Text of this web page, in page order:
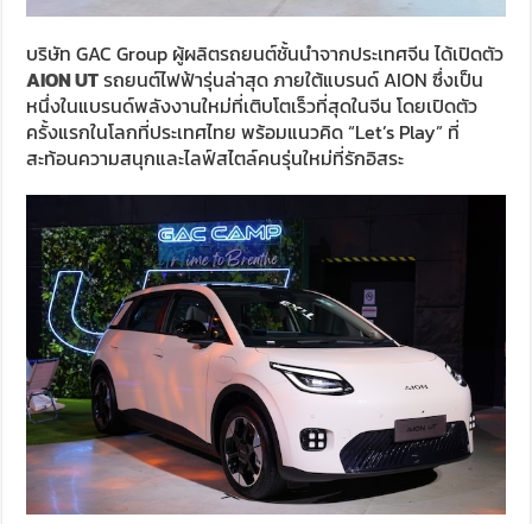
บริษัท GAC Group ผู้ผลิตรถยนต์ชั้นนำจากประเทศจีน ได้เปิดตัว
AION UTรถยนต์ไฟฟ้ารุ่นล่าสุด ภายใต้แบรนด์ AION ซึ่งเป็น
หนึ่งในแบรนด์พลังงานใหม่ที่เติบโตเร็วที่สุดในจีน โดยเปิดตัว
ครั้งแรกในโลกที่ประเทศไทย พร้อมแนวคิด “Let’s Play” ที่
สะท้อนความสนุกและไลฟ์สไตล์คนรุ่นใหม่ที่รักอิสระ